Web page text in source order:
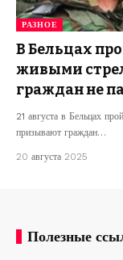
РАЗНОЕ
В Бельцах
живыми
граждан не
21 августа в Бельцах
призывают граждан…
20 августа 2025
Полезные